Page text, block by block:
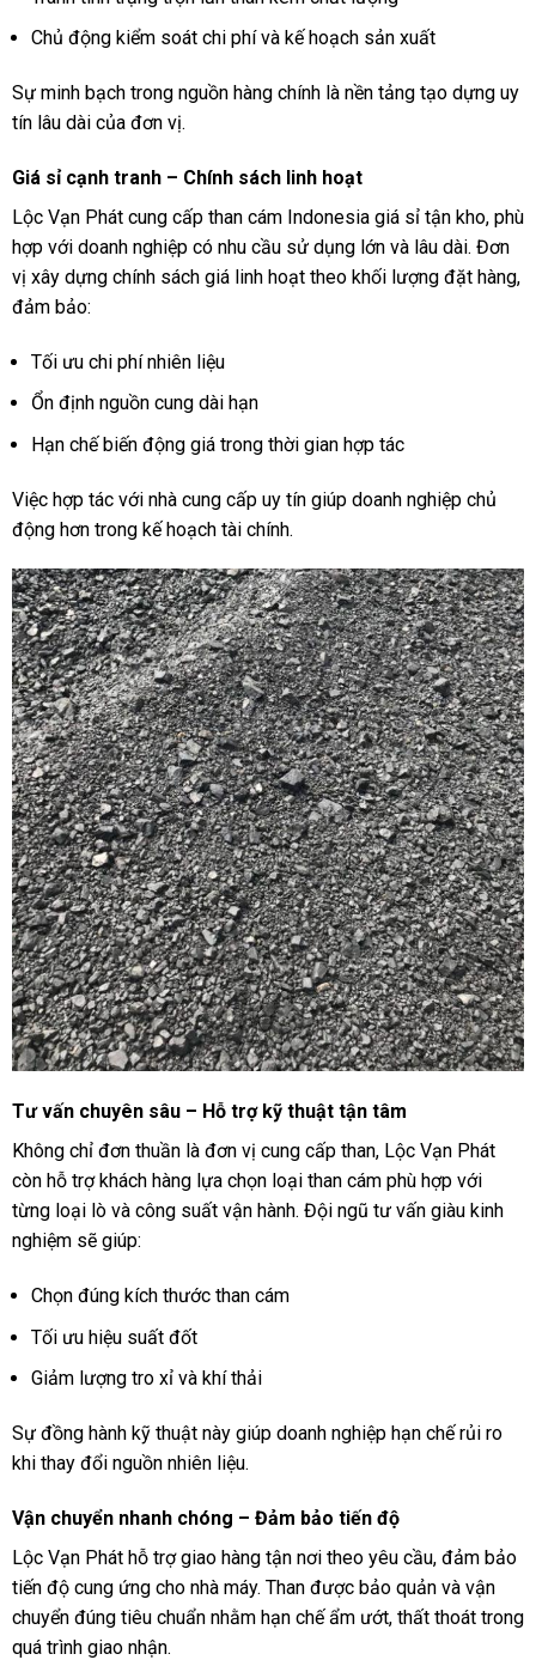
Chủ động kiểm soát chi phí và kế hoạch sản xuất
Sự minh bạch trong nguồn hàng chính là nền tảng tạo dựng uy
tín lâu dài của đơn vị.
Giá sỉ cạnh tranh – Chính sách linh hoạt
Lộc Vạn Phát cung cấp than cám Indonesia giá sỉ tận kho, phù
hợp với doanh nghiệp có nhu cầu sử dụng lớn và lâu dài. Đơn
vị xây dựng chính sách giá linh hoạt theo khối lượng đặt hàng,
đảm bảo:
Tối ưu chi phí nhiên liệu
Ổn định nguồn cung dài hạn
Hạn chế biến động giá trong thời gian hợp tác
Việc hợp tác với nhà cung cấp uy tín giúp doanh nghiệp chủ
động hơn trong kế hoạch tài chính.
Tư vấn chuyên sâu – Hỗ trợ kỹ thuật tận tâm
Không chỉ đơn thuần là đơn vị cung cấp than, Lộc Vạn Phát
còn hỗ trợ khách hàng lựa chọn loại than cám phù hợp với
từng loại lò và công suất vận hành. Đội ngũ tư vấn giàu kinh
nghiệm sẽ giúp:
Chọn đúng kích thước than cám
Tối ưu hiệu suất đốt
Giảm lượng tro xỉ và khí thải
Sự đồng hành kỹ thuật này giúp doanh nghiệp hạn chế rủi ro
khi thay đổi nguồn nhiên liệu.
Vận chuyển nhanh chóng – Đảm bảo tiến độ
Lộc Vạn Phát hỗ trợ giao hàng tận nơi theo yêu cầu, đảm bảo
tiến độ cung ứng cho nhà máy. Than được bảo quản và vận
chuyển đúng tiêu chuẩn nhằm hạn chế ẩm ướt, thất thoát trong
quá trình giao nhận.